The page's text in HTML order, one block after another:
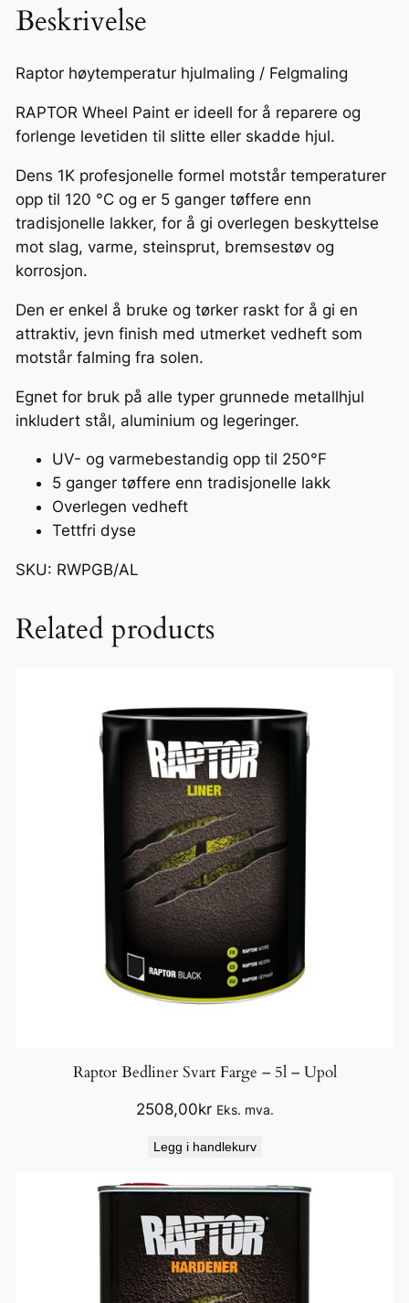
W
e
l
P
i
n
t
G
l
o
s
s
l
a
a
Beskrivelse
Raptor høytemperatur hjulmaling / Felgmaling
RAPTOR Wheel Paint er ideell for å reparere og
forlenge levetiden til slitte eller skadde hjul.
Dens 1K profesjonelle formel motstår temperaturer
opp til 120 °C og er 5 ganger tøffere enn
tradisjonelle lakker, for å gi overlegen beskyttelse
mot slag, varme, steinsprut, bremsestøv og
korrosjon.
Den er enkel å bruke og tørker raskt for å gi en
attraktiv, jevn finish med utmerket vedheft som
motstår falming fra solen.
Egnet for bruk på alle typer grunnede metallhjul
inkludert stål, aluminium og legeringer.
UV- og varmebestandig opp til 250°F
5 ganger tøffere enn tradisjonelle lakk
Overlegen vedheft
Tettfri dyse
SKU: RWPGB/AL
Related products
Raptor Bedliner Svart Farge – 5l – Upol
2508,00kr Eks. mva.
Legg i handlekurv